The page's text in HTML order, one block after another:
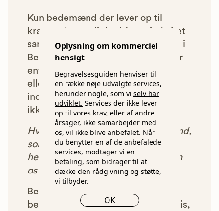
Oplysning om kommerciel
hensigt
Begravelsesguiden henviser til
en række nøje udvalgte services,
herunder nogle, som vi selv har
udviklet. Services der ikke lever
op til vores krav, eller af andre
årsager, ikke samarbejder med
os, vil ikke blive anbefalet. Når
du benytter en af de anbefalede
services, modtager vi en
betaling, som bidrager til at
dække den rådgivning og støtte,
vi tilbyder.
OK
Kun bedemænd der lever op til
kravene har mulighed for at indgå et
samarbejde med os om at blive vist i
Begravelsesguiden. Bedemænd der
enten ikke lever op til vores krav,
eller som af andre årsager ikke har
indgået et samarbejde med os, vil
ikke blive vist i vores anbefalinger.
Hver gang du benytter en bedemand,
som vi har godkendt, anbefalet og
henvist dig til, betaler bedemanden
os et beløb for denne henvisning.
Betalingen for vores henvisninger
betyder, at vores rådgivning er gratis,